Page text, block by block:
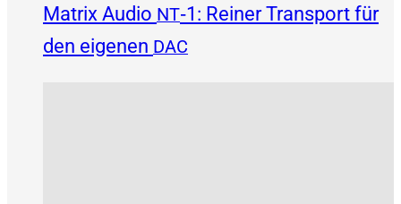
Matrix Audio NT‑1: Reiner Transport für
den eigenen DAC